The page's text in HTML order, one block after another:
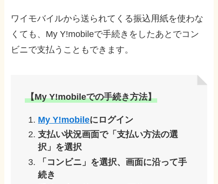
ワイモバイルから送られてくる振込用紙を使わな
くても、My Y!mobileで手続きをしたあとでコン
ビニで支払うこともできます。
【My Y!mobileでの手続き方法】
My Y!mobileにログイン
支払い状況画面で「支払い方法の選
択」を選択
「コンビニ」を選択、画面に沿って手
続き